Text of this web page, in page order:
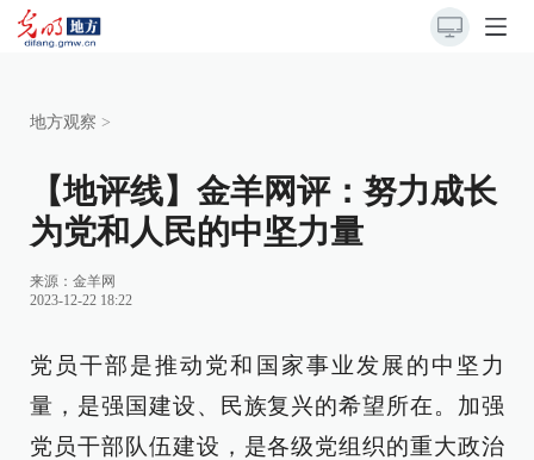
地方观察 >
【地评线】金羊网评：努力成长
为党和人民的中坚力量
来源： 金羊网
2023-12-22 18:22
党员干部是推动党和国家事业发展的中坚力
量，是强国建设、民族复兴的希望所在。加强
党员干部队伍建设，是各级党组织的重大政治